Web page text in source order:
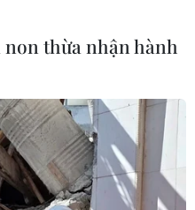
máu trẻ
tiến
gene
non thừa nhận hành